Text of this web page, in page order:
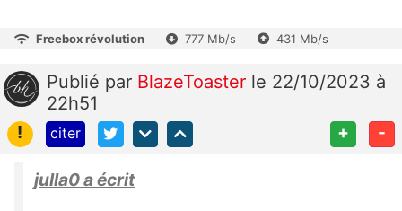
Freebox révolution 777 Mb/s 431 Mb/s
Publié par BlazeToaster le 22/10/2023 à
22h51
!
citer + -
julla0 a écrit